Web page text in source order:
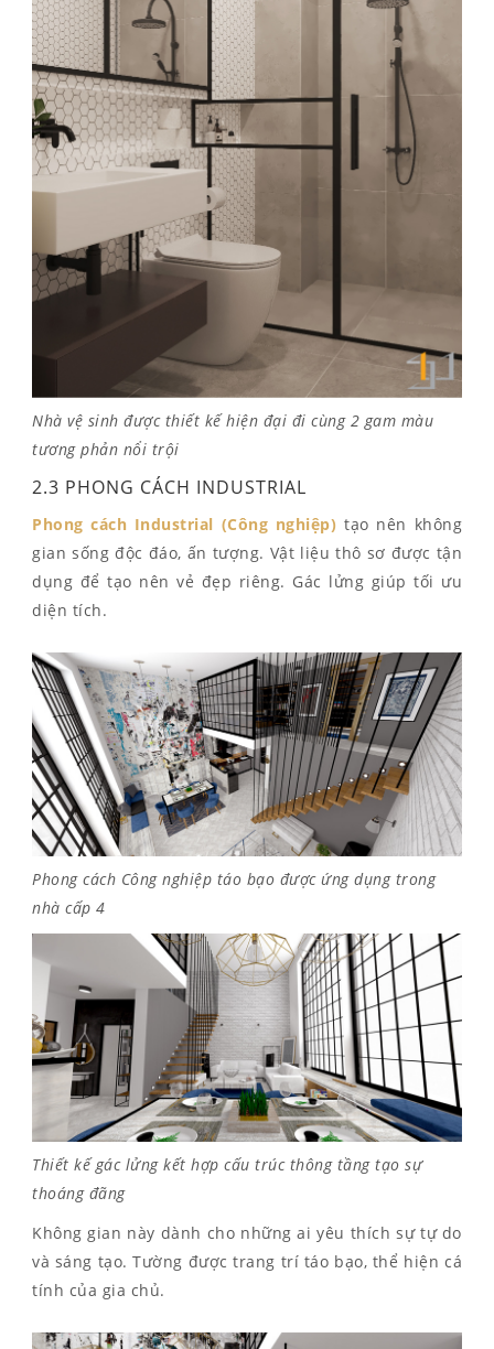
Nhà vệ sinh được thiết kế hiện đại đi cùng 2 gam màu
tương phản nổi trội
2.3 PHONG CÁCH INDUSTRIAL
Phong cách Industrial (Công nghiệp) tạo nên không
gian sống độc đáo, ấn tượng. Vật liệu thô sơ được tận
dụng để tạo nên vẻ đẹp riêng. Gác lửng giúp tối ưu
diện tích.
Phong cách Công nghiệp táo bạo được ứng dụng trong
nhà cấp 4
Thiết kế gác lửng kết hợp cấu trúc thông tầng tạo sự
thoáng đãng
Không gian này dành cho những ai yêu thích sự tự do
và sáng tạo. Tường được trang trí táo bạo, thể hiện cá
tính của gia chủ.